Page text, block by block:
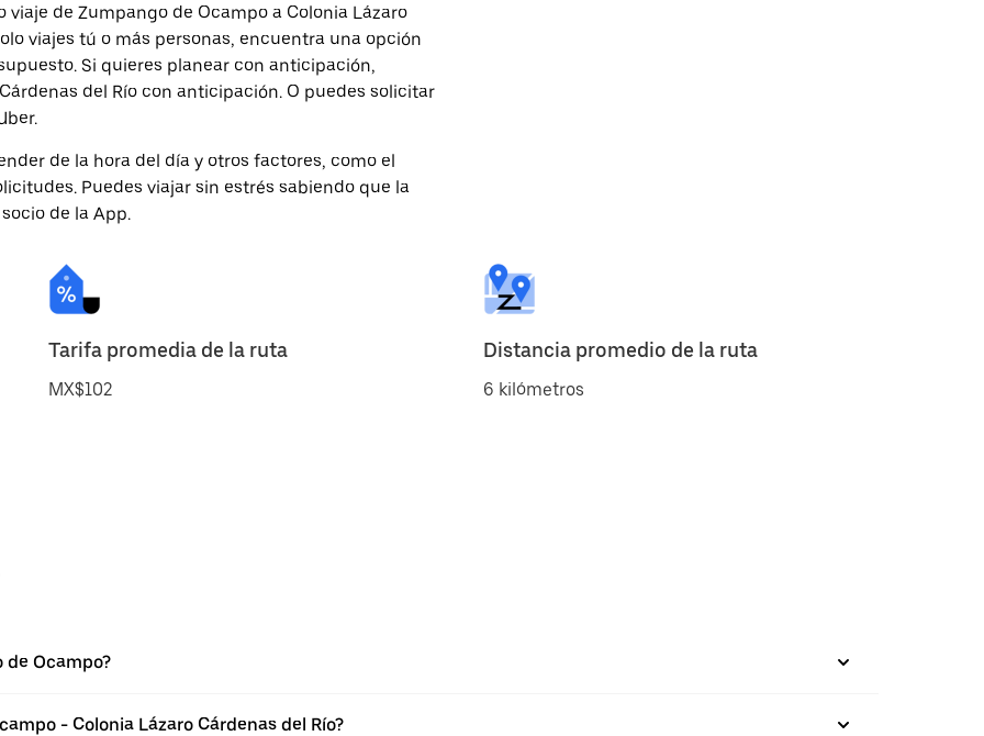
de Zumpango de Ocampo a Colonia Lázaro
viajes tú o más personas, encuentra una opción
Si quieres planear con anticipación,
del Río con anticipación. O puedes solicitar
de la hora del día y otros factores, como el
Puedes viajar sin estrés sabiendo que la
de la App.
Tarifa promedia de la ruta
MX$102
Distancia promedio de la ruta
6 kilómetros
de Ocampo?
- Colonia Lázaro Cárdenas del Río?